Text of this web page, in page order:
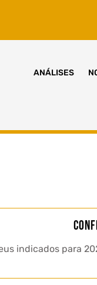
ANÁLISES
indicados para